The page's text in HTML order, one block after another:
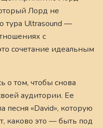
Лорд не
тура Ultrasound —
с
сочетание идеальным
о том, чтобы снова
аудитории. Ее
«David», которую
каково это — быть под